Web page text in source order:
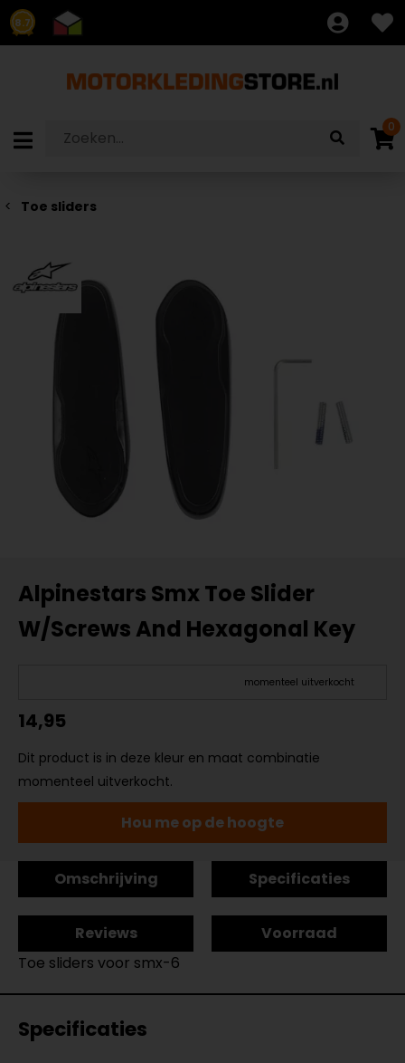
8.7
0
Toe sliders
Alpinestars Smx Toe Slider
W/Screws And Hexagonal Key
momenteel uitverkocht
14,95
Dit product is in deze kleur en maat combinatie
momenteel uitverkocht.
Hou me op de hoogte
Omschrijving Specificaties
Reviews
Voorraad
Toe sliders voor smx-6
Specificaties